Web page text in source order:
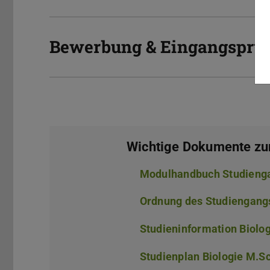
Bewerbung &
Wichtige Dokumente
Modulhandbuch
Ordnung des
Studieninformation
Studienplan Biologie